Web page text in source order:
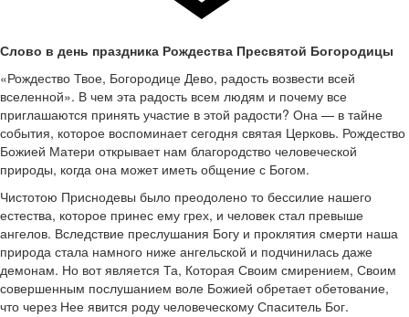
Слово в день праздника Рождества Пресвятой Богородицы
«Рождество Твое, Богородице Дево, радость возвести всей
вселенной». В чем эта радость всем людям и почему все
приглашаются принять участие в этой радости? Она — в тайне
события, которое воспоминает сегодня святая Церковь. Рождество
Божией Матери открывает нам благородство человеческой
природы, когда она может иметь общение с Богом.
Чистотою Приснодевы было преодолено то бессилие нашего
естества, которое принес ему грех, и человек стал превыше
ангелов. Вследствие преслушания Богу и проклятия смерти наша
природа стала намного ниже ангельской и подчинилась даже
демонам. Но вот является Та, Которая Своим смирением, Своим
совершенным послушанием воле Божией обретает обетование,
что через Нее явится роду человеческому Спаситель Бог.